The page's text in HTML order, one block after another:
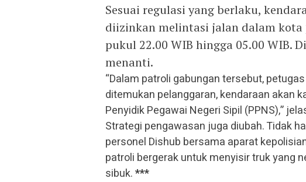
Sesuai regulasi yang berlaku,
diizinkan melintasi jalan dalam
pukul 22.00 WIB hingga 05.00 WIB.
menanti.
“Dalam patroli gabungan tersebut,
ditemukan pelanggaran, kendaraan akan
Penyidik Pegawai Negeri Sipil (PPNS),”
Strategi pengawasan juga diubah. Tidak
personel Dishub bersama aparat
patroli bergerak untuk menyisir truk yang
sibuk.***